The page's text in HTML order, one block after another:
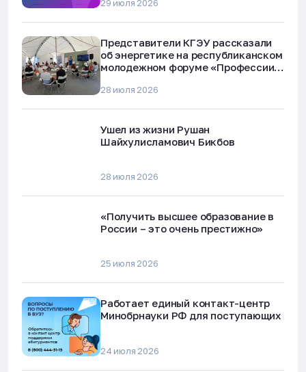
29 июля 2026
Представители КГЭУ рассказали
об энергетике на республиканском
молодежном форуме «Профессии
28 июля 2026
Ушел из жизни Рушан
Шайхулисламович Бикбов
28 июля 2026
«Получить высшее образование в
России – это очень престижно»
25 июля 2026
Работает единый контакт-центр
Минобрнауки РФ для поступающих
24 июля 2026